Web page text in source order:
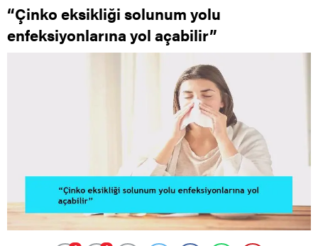
“Çinko eksikliği solunum yolu
enfeksiyonlarına yol açabilir”